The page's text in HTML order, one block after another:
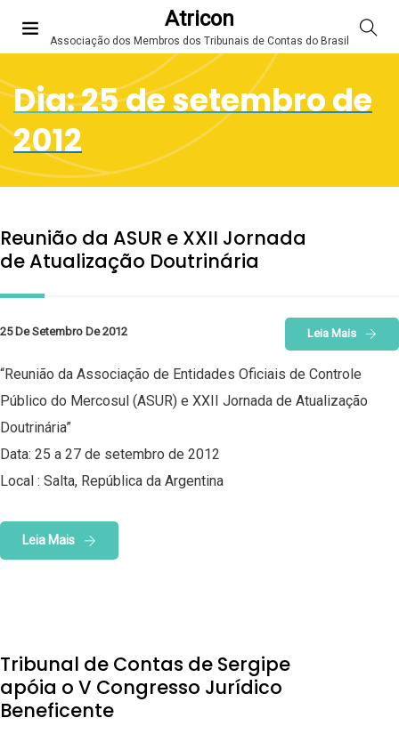
Atricon
Associação dos Membros dos Tribunais de Contas do Brasil
Dia:25 de setembro de
2012
Reunião da ASUR e XXII Jornada
de Atualização Doutrinária
25 De Setembro De 2012 Leia Mais
“Reunião da Associação de Entidades Oficiais de Controle
Público do Mercosul (ASUR) e XXII Jornada de Atualização
Doutrinária”
Data: 25 a 27 de setembro de 2012
Local : Salta, República da Argentina
Leia Mais
Tribunal de Contas de Sergipe
apóia o V Congresso Jurídico
Beneficente